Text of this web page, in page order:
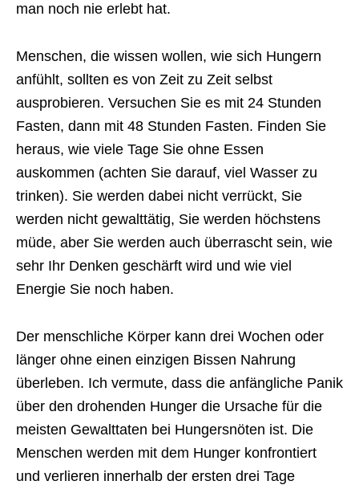
man noch nie erlebt hat.
Menschen, die wissen wollen, wie sich Hungern
anfühlt, sollten es von Zeit zu Zeit selbst
ausprobieren. Versuchen Sie es mit 24 Stunden
Fasten, dann mit 48 Stunden Fasten. Finden Sie
heraus, wie viele Tage Sie ohne Essen
auskommen (achten Sie darauf, viel Wasser zu
trinken). Sie werden dabei nicht verrückt, Sie
werden nicht gewalttätig, Sie werden höchstens
müde, aber Sie werden auch überrascht sein, wie
sehr Ihr Denken geschärft wird und wie viel
Energie Sie noch haben.
Der menschliche Körper kann drei Wochen oder
länger ohne einen einzigen Bissen Nahrung
überleben. Ich vermute, dass die anfängliche Panik
über den drohenden Hunger die Ursache für die
meisten Gewalttaten bei Hungersnöten ist. Die
Menschen werden mit dem Hunger konfrontiert
und verlieren innerhalb der ersten drei Tage